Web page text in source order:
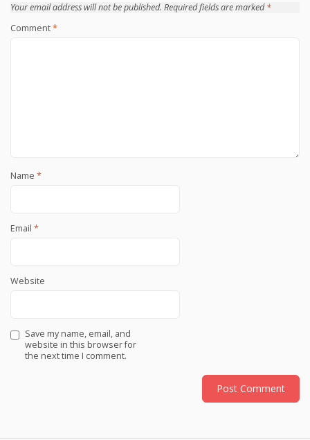
Your email address will not be published. Required fields are marked*
Comment*
Name *
Email *
Website
Save my name, email, and
website in this browser for
the next time I comment.